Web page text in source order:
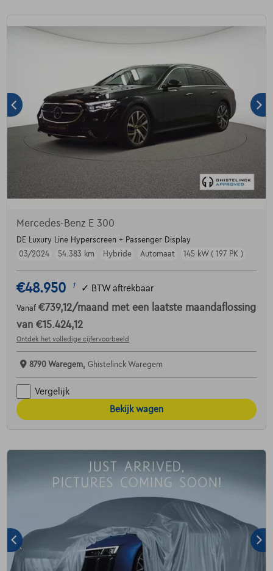
Mercedes-Benz E 300
DE Luxury Line Hyperscreen + Passenger Display
03/2024
54.383 km Hybride Automaat 145 kW ( 197 PK )
€48.950 1 ✓ BTW aftrekbaar
Vanaf €739,12/maand met een laatste maandaflossing
van €15.424,12
Ontdek het volledige cijfervoorbeeld
8790 Waregem, Ghistelinck Waregem
Vergelijk
Bekijk wagen